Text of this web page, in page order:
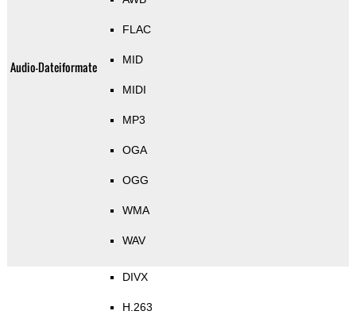
Audio-Dateiformate
FLAC
MID
MIDI
MP3
OGA
OGG
WMA
WAV
DIVX
H.263